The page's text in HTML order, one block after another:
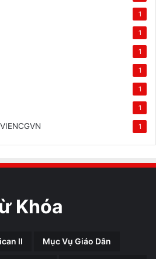
1
1
1
1
1
1
1
Khóa
II Mục Vụ Giáo Dân